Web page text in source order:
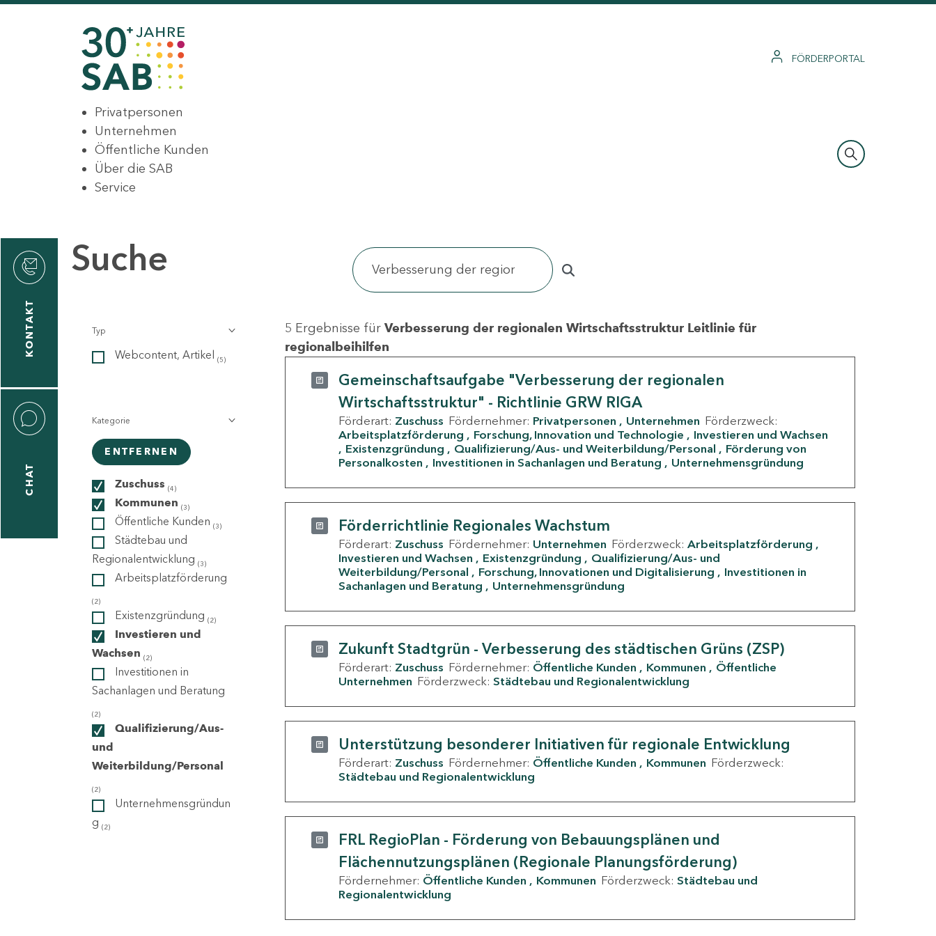
FÖRDERPORTAL
Privatpersonen
Unternehmen
Öffentliche Kunden
Über die SAB
Service
KONTAKT
CHAT
Suche
Typ
Webcontent, Artikel (5)
Kategorie
ENTFERNEN
Zuschuss (4)
Kommunen (3)
Öffentliche Kunden (3)
Städtebau und
Regionalentwicklung (3)
Arbeitsplatzförderung
(2)
Existenzgründung (2)
Investieren und
Wachsen (2)
Investitionen in
Sachanlagen und Beratung
(2)
Qualifizierung/Aus-
und
Weiterbildung/Personal
(2)
Unternehmensgründun
g (2)
5 Ergebnisse für Verbesserung der regionalen Wirtschaftsstruktur Leitlinie für
regionalbeihilfen
Gemeinschaftsaufgabe "Verbesserung der regionalen
Wirtschaftsstruktur" - Richtlinie GRW RIGA
Förderart: Zuschuss Fördernehmer: Privatpersonen Unternehmen Förderzweck:
Arbeitsplatzförderung
Forschung, Innovation und Technologie
Investieren und Wachsen
Existenzgründung
Qualifizierung/Aus- und Weiterbildung/Personal
Förderung von
Personalkosten
Investitionen in Sachanlagen und Beratung Unternehmensgründung
Förderrichtlinie Regionales Wachstum
Förderart: Zuschuss Fördernehmer: Unternehmen Förderzweck: Arbeitsplatzförderung
Investieren und Wachsen
Existenzgründung
Qualifizierung/Aus- und
Weiterbildung/Personal
Forschung, Innovationen und Digitalisierung
Investitionen in
Sachanlagen und Beratung
Unternehmensgründung
Zukunft Stadtgrün - Verbesserung des städtischen Grüns (ZSP)
Förderart: Zuschuss Fördernehmer: Öffentliche Kunden Kommunen
Öffentliche
Unternehmen Förderzweck: Städtebau und Regionalentwicklung
Unterstützung besonderer Initiativen für regionale Entwicklung
Förderart: Zuschuss Fördernehmer: Öffentliche Kunden Kommunen Förderzweck:
Städtebau und Regionalentwicklung
FRL RegioPlan - Förderung von Bebauungsplänen und
Flächennutzungsplänen (Regionale Planungsförderung)
Fördernehmer: Öffentliche Kunden Kommunen Förderzweck: Städtebau und
Regionalentwicklung